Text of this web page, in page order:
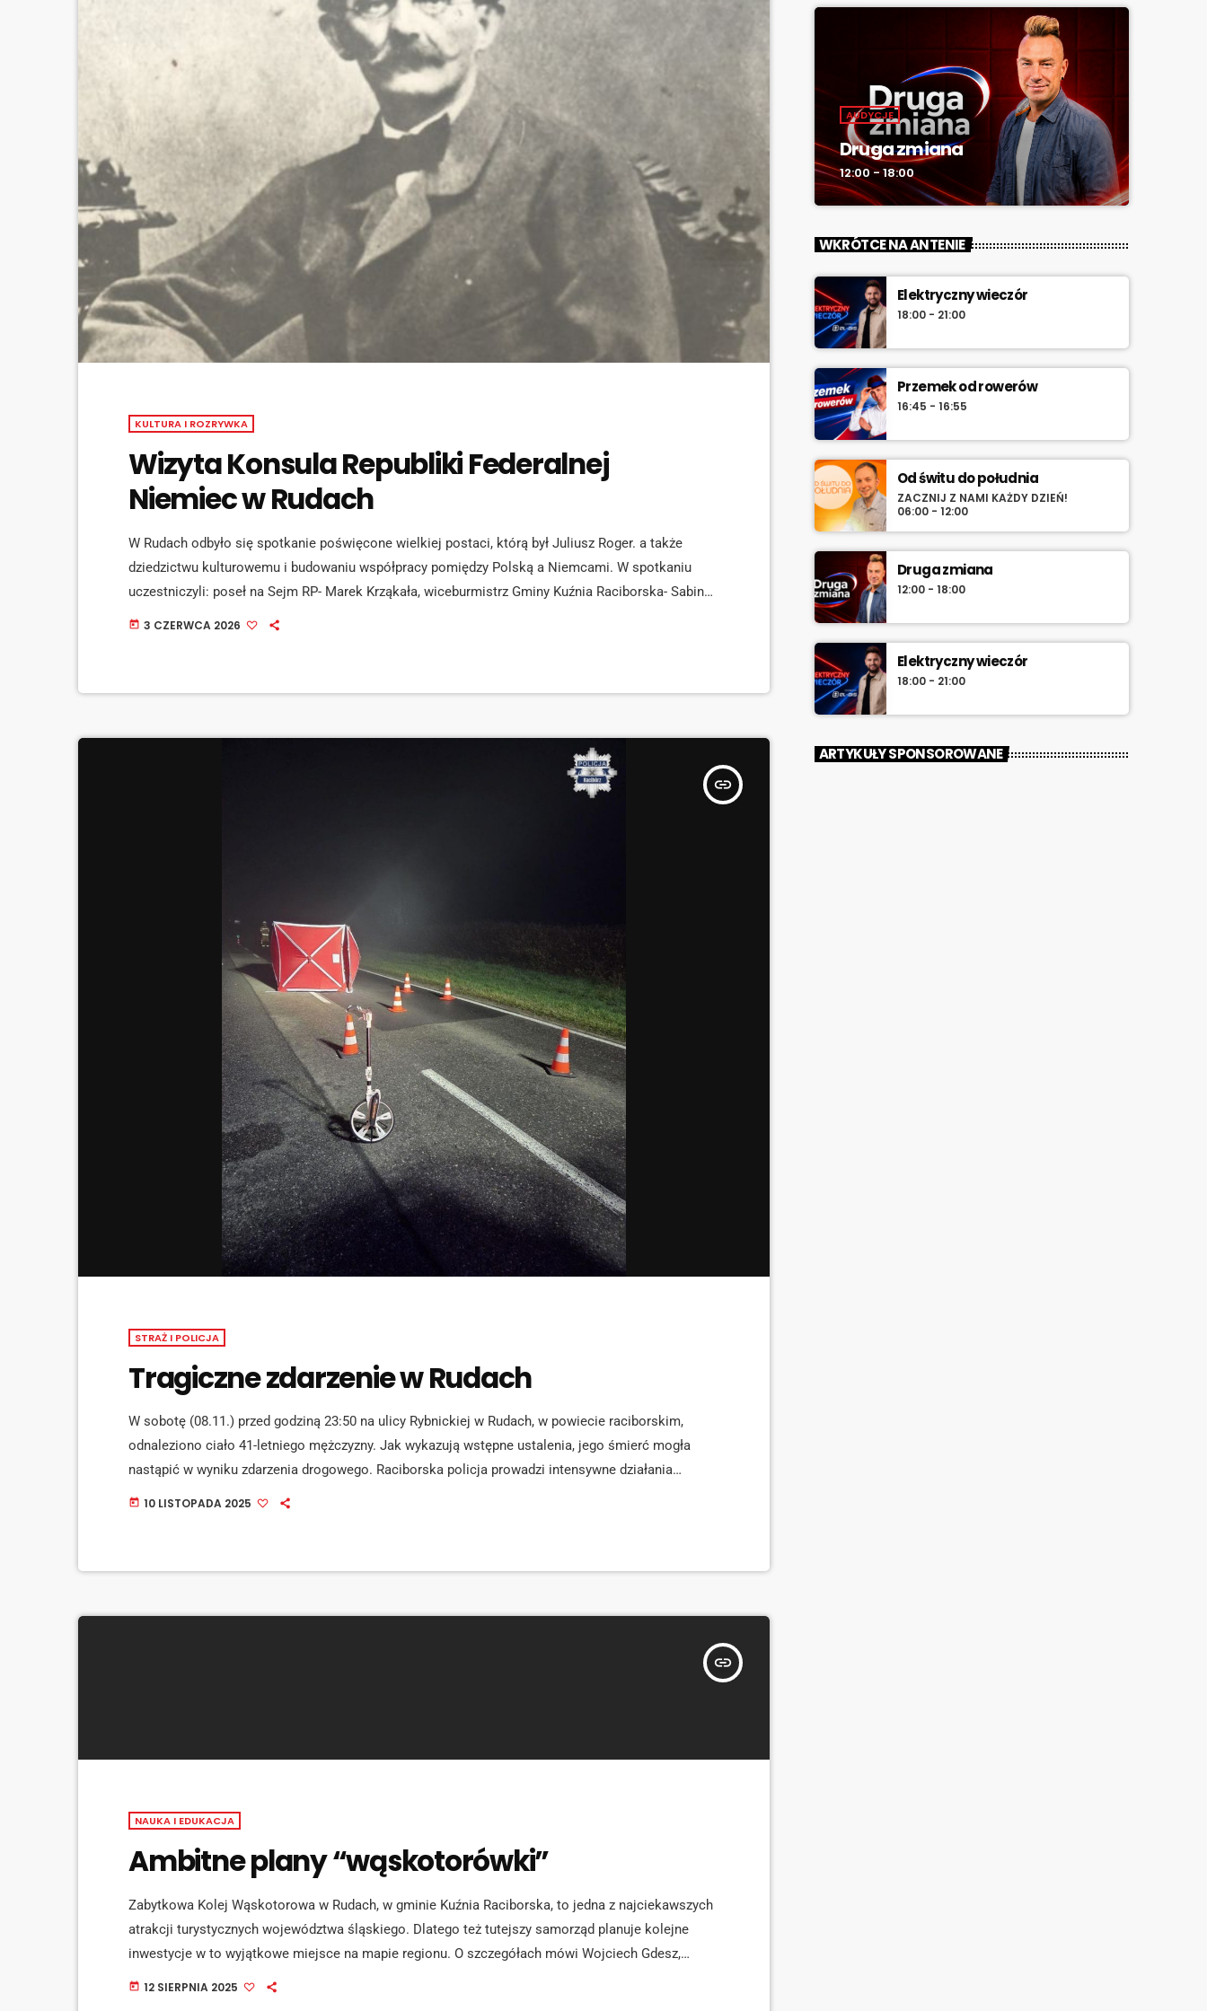
KULTURA I ROZRYWKA
Wizyta Konsula Republiki Federalnej
Niemiec w Rudach
W Rudach odbyło się spotkanie poświęcone wielkiej postaci, którą był Juliusz Roger. a także
dziedzictwu kulturowemu i budowaniu współpracy pomiędzy Polską a Niemcami. W spotkaniu
uczestniczyli: poseł na Sejm RP- Marek Krząkała, wiceburmistrz Gminy Kuźnia Raciborska- Sabina
Chroboczek- Wierzchowska, prezydent Rybnika- Piotr Kuczera, Martin Kremer – Konsul Generalny
today 3 CZERWCA 2026
insert_link
STRAŻ I POLICJA
Tragiczne zdarzenie w Rudach
W sobotę (08.11.) przed godziną 23:50 na ulicy Rybnickiej w Rudach, w powiecie raciborskim,
odnaleziono ciało 41-letniego mężczyzny. Jak wykazują wstępne ustalenia, jego śmierć mogła
nastąpić w wyniku zdarzenia drogowego. Raciborska policja prowadzi intensywne działania
zmierzające do ustalenia dokładnych przyczyn i okoliczności wypadku. Mundurowi apelują o
today 10 LISTOPADA 2025
insert_link
NAUKA I EDUKACJA
Ambitne plany “wąskotorówki”
Zabytkowa Kolej Wąskotorowa w Rudach, w gminie Kuźnia Raciborska, to jedna z najciekawszych
atrakcji turystycznych województwa śląskiego. Dlatego też tutejszy samorząd planuje kolejne
inwestycje w to wyjątkowe miejsce na mapie regionu. O szczegółach mówi Wojciech Gdesz,
burmistrz Kuźni Raciborskiej: Rozbudowany tabor oraz powiększona ekspozycja mają sprawić, że
today 12 SIERPNIA 2025
AUDYCJE
Druga zmiana
12:00 - 18:00
WKRÓTCE NA ANTENIE
Elektryczny wieczór
18:00 - 21:00
Przemek od rowerów
16:45 - 16:55
Od świtu do południa
ZACZNIJ Z NAMI KAŻDY DZIEŃ!
06:00 - 12:00
Druga zmiana
12:00 - 18:00
Elektryczny wieczór
18:00 - 21:00
ARTYKUŁY SPONSOROWANE